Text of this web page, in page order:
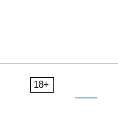
18+